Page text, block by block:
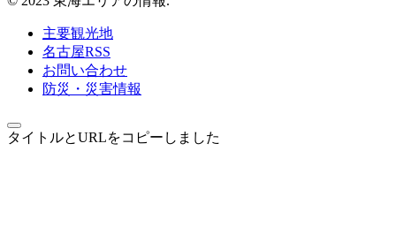
主要観光地
名古屋RSS
お問い合わせ
防災・災害情報
タイトルとURLをコピーしました